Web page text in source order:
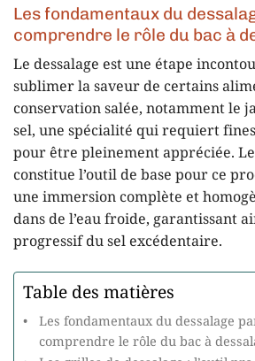
Les fondamentaux du
comprendre le rôle du bac à
Le dessalage est une étape
sublimer la saveur de certains
conservation salée, notamment le
sel, une spécialité qui requiert
pour être pleinement appréciée. Le
constitue l’outil de base pour ce
une immersion complète et
dans de l’eau froide, garantissant
progressif du sel excédentaire.
Table des matières
Les fondamentaux du dessalage
comprendre le rôle du bac à